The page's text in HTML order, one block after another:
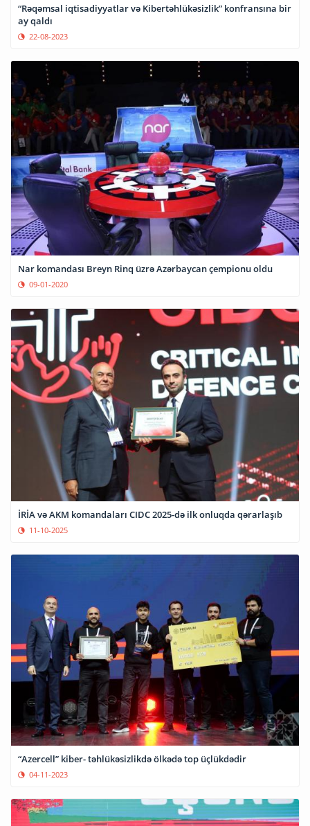
“Rəqəmsal iqtisadiyyatlar və Kibertəhlükəsizlik” konfransına bir
ay qaldı
22-08-2023
Nar komandası Breyn Rinq üzrə Azərbaycan çempionu oldu
09-01-2020
İRİA və AKM komandaları CIDC 2025-də ilk onluqda qərarlaşıb
11-10-2025
“Azercell” kiber- təhlükəsizlikdə ölkədə top üçlükdədir
04-11-2023